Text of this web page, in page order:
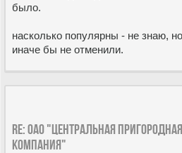
было.
насколько популярны - не знаю,
иначе бы не отменили.
Re: ОАО "Центральная
компания"